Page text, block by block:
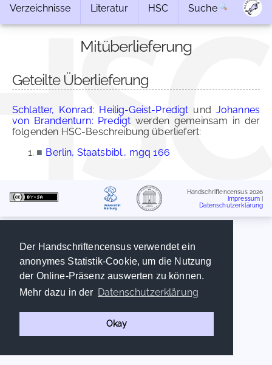
Der Handschriftencensus verwendet ein
anonymes Statistik-Cookie, um die Nutzung
der Online-Präsenz auswerten zu können.
Mehr dazu in der Datenschutzerklärung
Okay
Verzeichnisse Literatur HSC Suche
Mitüberlieferung
Geteilte Überlieferung
Schlatter, Konrad: Heilig-Geist-Predigt und Johannes
von Brandenturn: Predigt werden gemeinsam in der
folgenden HSC-Beschreibung überliefert:
■ Berlin, Staatsbibl., mgq 166
Handschriftencensus 2026
Impressum
Datenschutzerklärung